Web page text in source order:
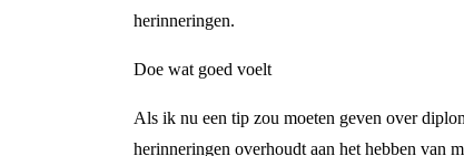
herinneringen.
Doe wat goed voelt
Als ik nu een tip zou moeten geven over
herinneringen overhoudt aan het hebben van